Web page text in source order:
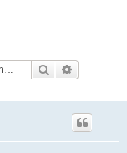
Suche